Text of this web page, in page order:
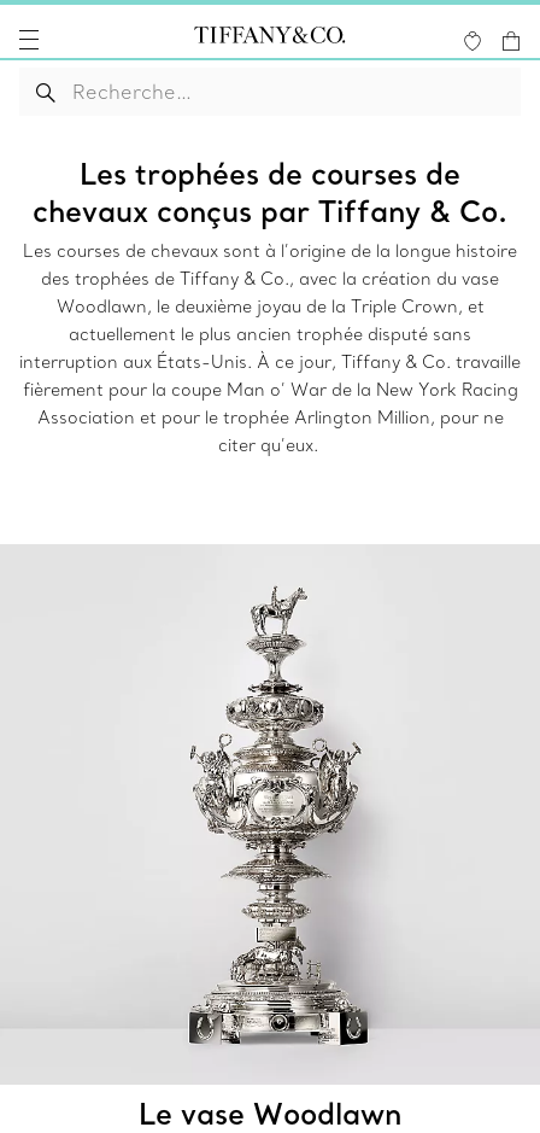
Les trophées de courses de
chevaux conçus par Tiffany & Co.
Les courses de chevaux sont à l’origine de la longue histoire
des trophées de Tiffany & Co., avec la création du vase
Woodlawn, le deuxième joyau de la Triple Crown, et
actuellement le plus ancien trophée disputé sans
interruption aux États-Unis. À ce jour, Tiffany & Co. travaille
fièrement pour la coupe Man o’ War de la New York Racing
Association et pour le trophée Arlington Million, pour ne
citer qu’eux.
Le vase Woodlawn